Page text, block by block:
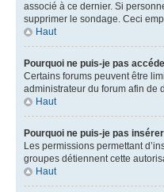
associé à ce dernier. Si
supprimer le sondage. Ceci
Haut
Pourquoi ne puis-je pas
Certains forums peuvent être
administrateur du forum afin de
Haut
Pourquoi ne puis-je pas
Les permissions permettant
groupes détiennent cette
Haut